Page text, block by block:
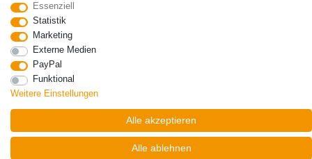
Preisangaben inkl. gesetzl. 19% MwSt. | Grundpreise siehe Artikeldetail | *Gilt für
Lieferungen nach Deutschland!
Vertrag widerrufen
Essenziell
Statistik
Marketing
Externe Medien
PayPal
Funktional
Weitere Einstellungen
Alle akzeptieren
Alle ablehnen